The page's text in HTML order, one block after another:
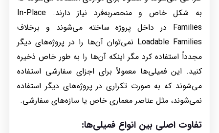
به شکل خاص و منحصر‌به‌فرد نیاز دارند. In-Place
Families در داخل پروژه ساخته می‌شوند و برخلاف
Loadable Families نمی‌توان آن‌ها را در پروژه‌های دیگر
مجدداً استفاده کرد مگر اینکه آن‌ها را به طور خاص ذخیره
کنید. این فمیلی‌ها معمولاً برای اجزای سفارشی استفاده
می‌شوند که به صورت تکراری در پروژه‌های دیگر استفاده
نمی‌شوند، مثل عناصر معماری خاص یا سازه‌های سفارشی.
تفاوت اصلی بین انواع فمیلی‌ها: